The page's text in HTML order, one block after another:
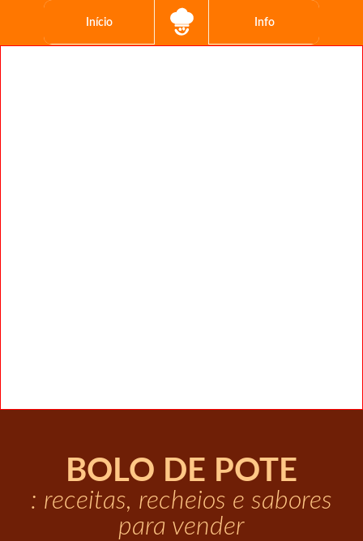
Início Info
BOLO DE POTE
: receitas, recheios e sabores
para vender